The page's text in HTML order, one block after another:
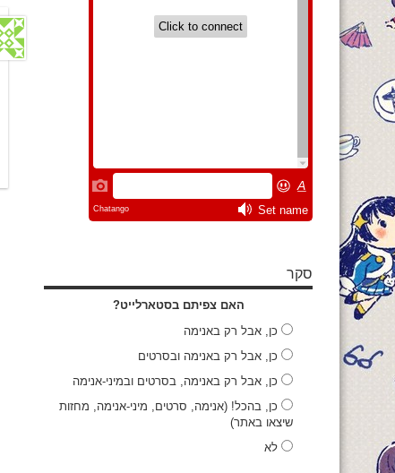
סקר
האם צפיתם בסטארלייט?
כן, אבל רק באנימה
כן, אבל רק באנימה ובסרטים
כן, אבל רק באנימה, בסרטים ובמיני-אנימה
כן, בהכל! (אנימה, סרטים, מיני-אנימה, מחזות
שיצאו באתר)
לא